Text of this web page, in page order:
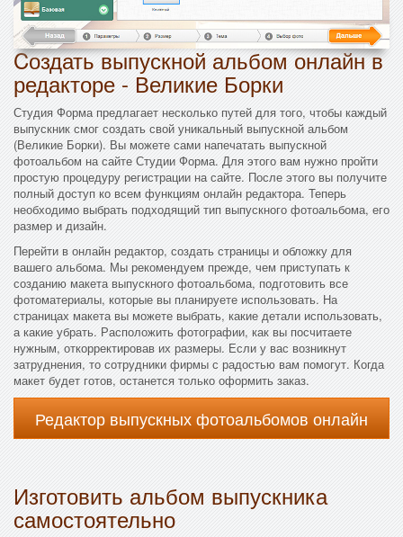
Cоздать выпускной альбом онлайн в
редакторе - Великие Борки
Студия Форма предлагает несколько путей для того, чтобы каждый
выпускник смог создать свой уникальный выпускной альбом
(Великие Борки). Вы можете сами напечатать выпускной
фотоальбом на сайте Студии Форма. Для этого вам нужно пройти
простую процедуру регистрации на сайте. После этого вы получите
полный доступ ко всем функциям онлайн редактора. Теперь
необходимо выбрать подходящий тип выпускного фотоальбома, его
размер и дизайн.
Перейти в онлайн редактор, создать страницы и обложку для
вашего альбома. Мы рекомендуем прежде, чем приступать к
созданию макета выпускного фотоальбома, подготовить все
фотоматериалы, которые вы планируете использовать. На
страницах макета вы можете выбрать, какие детали использовать,
а какие убрать. Расположить фотографии, как вы посчитаете
нужным, откорректировав их размеры. Если у вас возникнут
затруднения, то сотрудники фирмы с радостью вам помогут. Когда
макет будет готов, останется только оформить заказ.
Редактор выпускных фотоальбомов онлайн
Изготовить альбом выпускника
самостоятельно